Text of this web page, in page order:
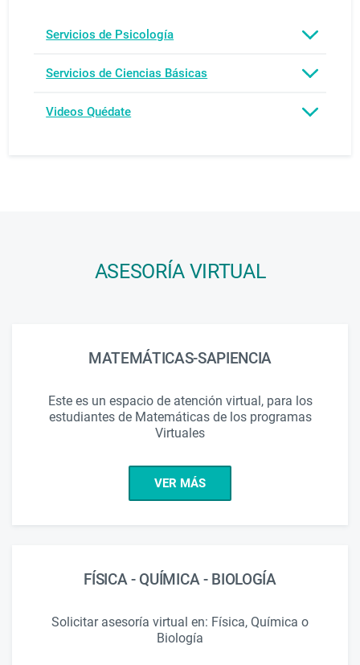
Servicios de Psicología
Servicios de Ciencias Básicas
Videos Quédate
ASESORÍA VIRTUAL
MATEMÁTICAS-SAPIENCIA
Este es un espacio de atención virtual, para los
estudiantes de Matemáticas de los programas
Virtuales
VER MÁS
FÍSICA - QUÍMICA - BIOLOGÍA
Solicitar asesoría virtual en: Física, Química o
Biología